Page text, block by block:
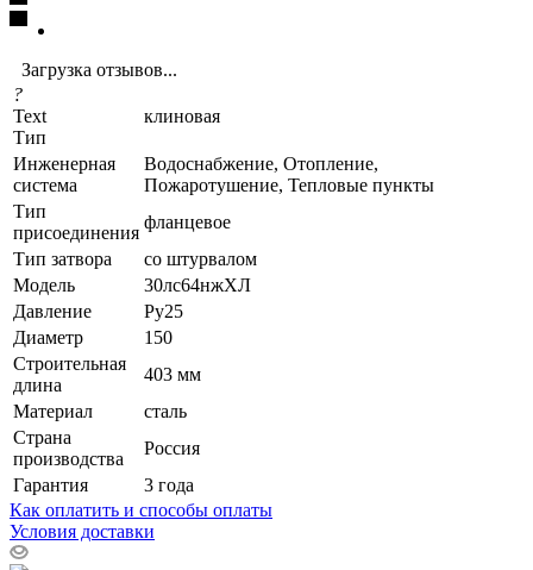
Загрузка отзывов...
?
Text
Тип
клиновая
Инженерная
система
Водоснабжение, Отопление,
Пожаротушение, Тепловые пункты
Тип
присоединения
фланцевое
Тип затвора
со штурвалом
Модель
30лс64нжХЛ
Давление
Ру25
Диаметр
150
Строительная
длина
403 мм
Материал
сталь
Страна
производства
Россия
Гарантия
3 года
Как оплатить и способы оплаты
Условия доставки